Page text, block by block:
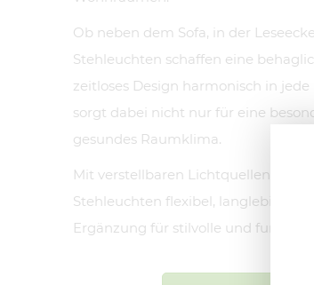
Ob neben dem Sofa, in der
Stehleuchten schaffen eine
zeitloses Design harmonisch in
sorgt dabei nicht nur für eine
gesundes Raumklima.
Mit verstellbaren Lichtquellen und
Stehleuchten flexibel, langlebig und
Ergänzung für stilvolle und